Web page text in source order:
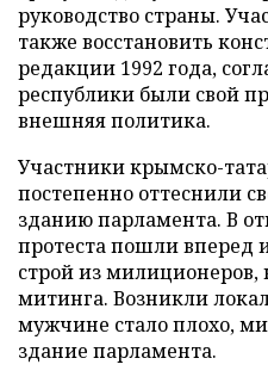
руководство страны.
также восстановить
редакции 1992 года,
республики были свой
внешняя политика.
Участники крымско-
постепенно оттеснили
зданию парламента. В
протеста пошли вперед
строй из милиционеров,
митинга. Возникли
мужчине стало плохо,
здание парламента.